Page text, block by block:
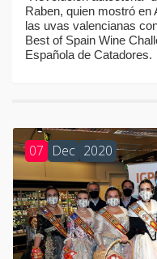
Raben, quien mostró
las uvas valencianas
Best of Spain Wine
Española de Catadores.
07 Dec 2020